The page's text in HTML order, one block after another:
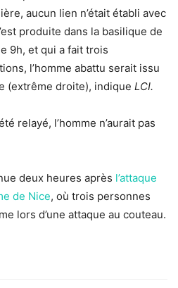
aucun lien n’était établi avec
produite dans la basilique de
9h, et qui a fait trois
l’homme abattu serait issu
(extrême droite), indique LCI.
relayé, l’homme n’aurait pas
deux heures après l’attaque
de Nice, où trois personnes
lors d’une attaque au couteau.